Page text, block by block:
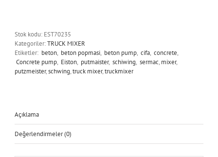
Stok kodu: EST70235
Kategoriler:TRUCK MIXER
Etiketler: beton, beton popmasi, beton pump, cifa, concrete,
Concrete pump, Eiston, putmaister, schiwing, sermac, mixer,
putzmeister,schwing,truck mixer,truckmixer
Açıklama
Değerlendirmeler (0)